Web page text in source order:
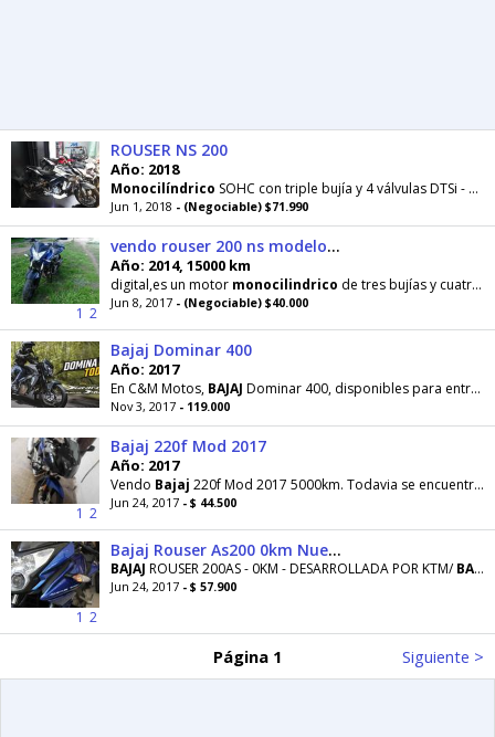
ROUSER NS 200
Año: 2018
Monocilíndrico SOHC con triple bujía y 4 válvulas DTSi - Cilindrada: 199.5 cc - Refrigeración: Líquida - Potencia
Jun 1, 2018 - (Negociable) $71.990
1 2
vendo rouser 200 ns modelo 2014
Año: 2014, 15000 km
digital,es un motor monocilindrico de tres bujías y cuatro válvulas, diseñado por la marca KTM. realmente
Jun 8, 2017 - (Negociable) $40.000
Bajaj Dominar 400
Año: 2017
En C&M Motos, BAJAJ Dominar 400, disponibles para entrega inmediata ! A sólo $119.000 ! Agencia
Nov 3, 2017 - 119.000
1 2
Bajaj 220f Mod 2017
Año: 2017
Vendo Bajaj 220f Mod 2017 5000km. Todavia se encuentra en ablande Uso personal, para ir y volver
Jun 24, 2017 - $ 44.500
1 2
Bajaj Rouser As200 0km Nuevo Modelo! Financia La 200as
BAJAJ ROUSER 200AS - 0KM - DESARROLLADA POR KTM/BAJAJ
Jun 24, 2017 - $ 57.900
Página 1 Siguiente >